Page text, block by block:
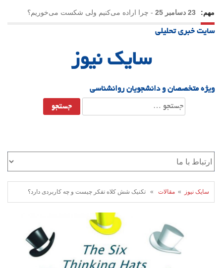
مهم: 23 دسامبر 25 - چرا اراده می‌کنیم ولی شکست می‌خوریم؟
21 دسامبر 25
سایت خبری تحلیلی
سایک نیوز
ویژه متخصصان و دانشجویان روانشناسی
جستجو
برای:
سایک نیوز » مقالات » تکنیک شش کلاه تفکر چیست و چه کاربردی دارد؟